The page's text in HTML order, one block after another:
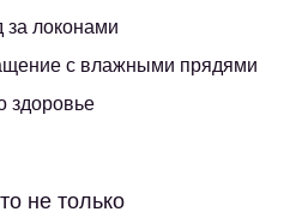
локонами
с влажными прядями
здоровье
не только